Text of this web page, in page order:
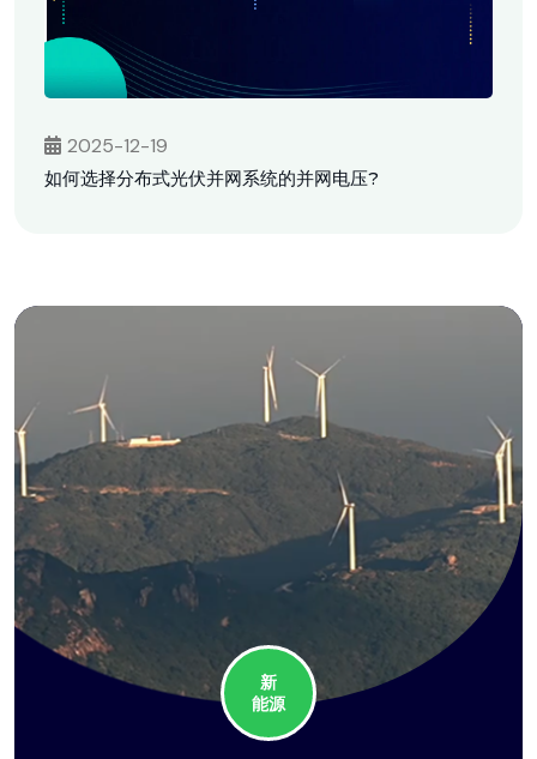
2025-12-19
如何选择分布式光伏并网系统的并网电压?
新
能源